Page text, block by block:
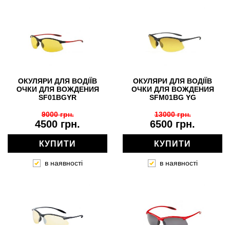
ОКУЛЯРИ ДЛЯ ВОДІЇВ
ОЧКИ ДЛЯ ВОЖДЕНИЯ
SF01BGYR
4500 грн.
9000 грн.
КУПИТИ
в наявності
ОКУЛЯРИ ДЛЯ ВОДІЇВ
ОЧКИ ДЛЯ ВОЖДЕНИЯ
SFM01BG YG
6500 грн.
13000 грн.
КУПИТИ
в наявності